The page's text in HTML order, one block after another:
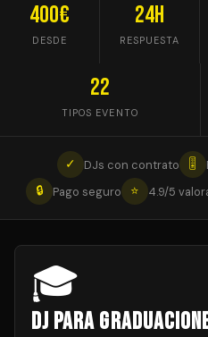
400€
DESDE
24h
RESPUESTA
22
TIPOS EVENTO
✓ DJs con contrato 🎚
🔒
Pago seguro ⭐ 4.9/5
🎓
DJ para